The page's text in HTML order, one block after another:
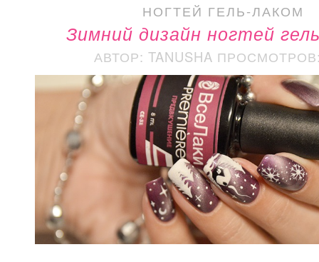
НОГТЕЙ ГЕЛЬ-ЛАКОМ
Зимний дизайн ногтей
АВТОР: TANUSHA